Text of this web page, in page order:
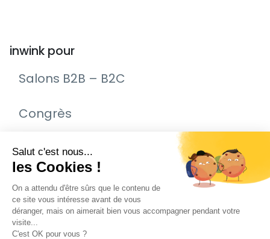
inwink pour
Salons B2B – B2C
Congrès
Remise de prix – Awards
Journée Portes Ouvertes (JPO)